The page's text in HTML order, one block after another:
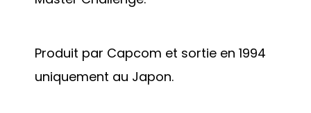
Produit par Capcom et sortie en 1994
uniquement au Japon.